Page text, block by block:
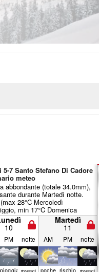
5-7 Santo Stefano Di Cadore
meteo
abbondante (totale 34.0mm),
durante Martedì notte.
28°C Mercoledì
min 17°C Domenica
Vento sarà generalmente
10
Martedì
11
PM notte AM PM notte
pioggia rovesci poche rischio rovesci